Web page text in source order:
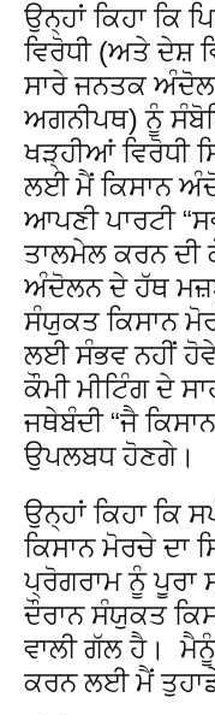
ਉਨ੍ਹਾਂ ਕਿਹਾ ਕਿ
ਵਿਰੋਧੀ (ਅਤੇ ਦੇਸ਼
ਸਾਰੇ ਜਨਤਕ
ਅਗਨੀਪਥ) ਨੂੰ
ਖੜ੍ਹੀਆਂ ਵਿਰੋਧੀ
ਲਈ ਮੈਂ ਕਿਸਾਨ
ਆਪਣੀ ਪਾਰਟੀ
ਤਾਲਮੇਲ ਕਰਨ ਦੀ
ਅੰਦੋਲਨ ਦੇ ਹੱਥ
ਸੰਯੁਕਤ ਕਿਸਾਨ
ਲਈ ਸੰਭਵ ਨਹੀਂ
ਕੌਮੀ ਮੀਟਿੰਗ ਦੇ
ਜਥੇਬੰਦੀ “ਜੈ
ਉਪਲਬਧ ਹੋਣਗੇ।
ਉਨ੍ਹਾਂ ਕਿਹਾ ਕਿ
ਕਿਸਾਨ ਮੋਰਚੇ ਦਾ
ਪ੍ਰੋਗਰਾਮ ਨੂੰ ਪੂਰਾ
ਦੌਰਾਨ ਸੰਯੁਕਤ
ਵਾਲੀ ਗੱਲ ਹੈ।
ਕਰਨ ਲਈ ਮੈਂ ਤੁਹਾਡੇ